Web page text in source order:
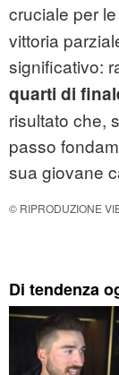
cruciale per
vittoria
significativo:
quarti di
risultato che,
passo
sua giovane
© RIPRODUZIONE
Di tendenza